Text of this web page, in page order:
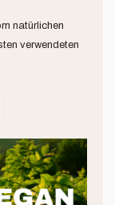
natürlichen
verwendeten